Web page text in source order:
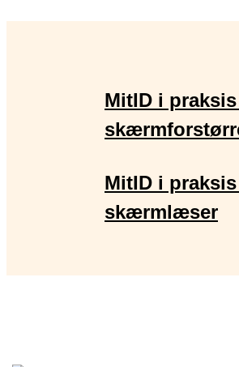
MitID i
MitID i
skærmlæser